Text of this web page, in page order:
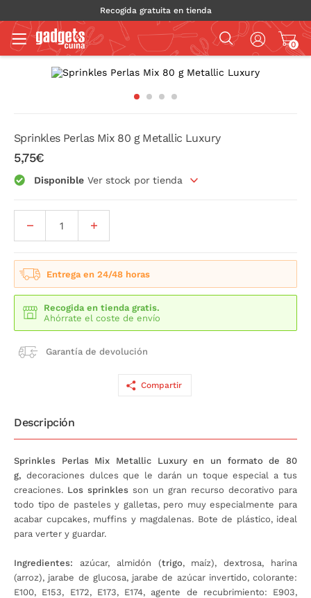
Recogida gratuita en tienda
0
Sprinkles Perlas Mix 80 g Metallic Luxury
5,75€
Disponible Ver stock por tienda
Entrega en 24/48 horas
Recogida en tienda gratis.
Ahórrate el coste de envío
Garantía de devolución
Compartir
Descripción
Sprinkles Perlas Mix Metallic Luxury en un formato de 80
g, decoraciones dulces que le darán un toque especial a tus
creaciones. Los sprinkles son un gran recurso decorativo para
todo tipo de pasteles y galletas, pero muy especialmente para
acabar cupcakes, muffins y magdalenas. Bote de plástico, ideal
para verter y guardar.
Ingredientes: azúcar, almidón (trigo, maíz), dextrosa, harina
(arroz), jarabe de glucosa, jarabe de azúcar invertido, colorante:
E100, E153, E172, E173, E174, agente de recubrimiento: E903,